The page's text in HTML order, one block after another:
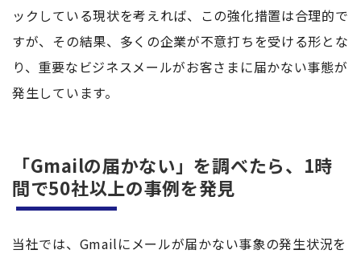
ックしている現状を考えれば、この強化措置は合理的で
すが、その結果、多くの企業が不意打ちを受ける形とな
り、重要なビジネスメールがお客さまに届かない事態が
発生しています。
「Gmailの届かない」を調べたら、1時
間で50社以上の事例を発見
当社では、Gmailにメールが届かない事象の発生状況を